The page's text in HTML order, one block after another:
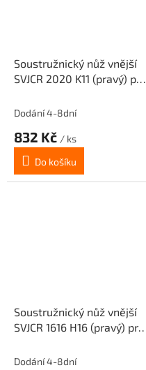
Soustružnický nůž vnější
SVJCR 2020 K11 (pravý) pro
Dodání 4-8dní
832 Kč / ks
Do košíku
Soustružnický nůž vnější
SVJCR 1616 H16 (pravý) pro
Dodání 4-8dní